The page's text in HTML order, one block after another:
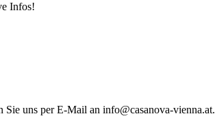
Infos!
Sie uns per E-Mail an info@casanova-vienna.at.